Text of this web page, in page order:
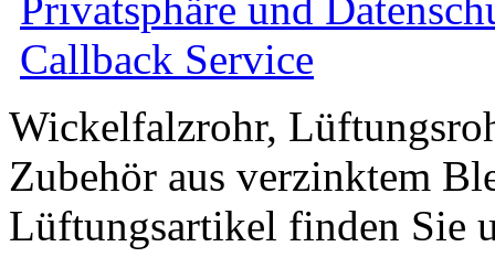
Privatsphäre und
Callback Service
Wickelfalzrohr,
Zubehör aus verzinktem
Lüftungsartikel finden Sie